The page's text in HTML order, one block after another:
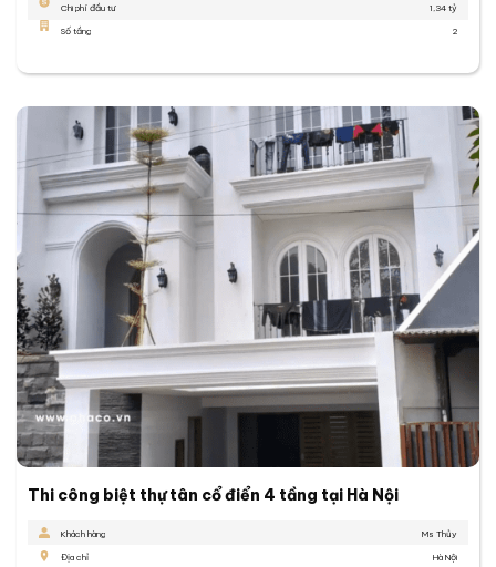
Chi phí đầu tư 1,34 tỷ
Số tầng 2
Thi công biệt thự tân cổ điển 4 tầng tại Hà Nội
Khách hàng Ms Thủy
Địa chỉ Hà Nội